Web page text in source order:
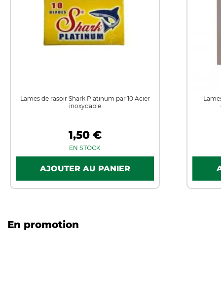
Lames de rasoir Shark Platinum par 10 Acier
inoxydable
1,50 €
EN STOCK
En promotion